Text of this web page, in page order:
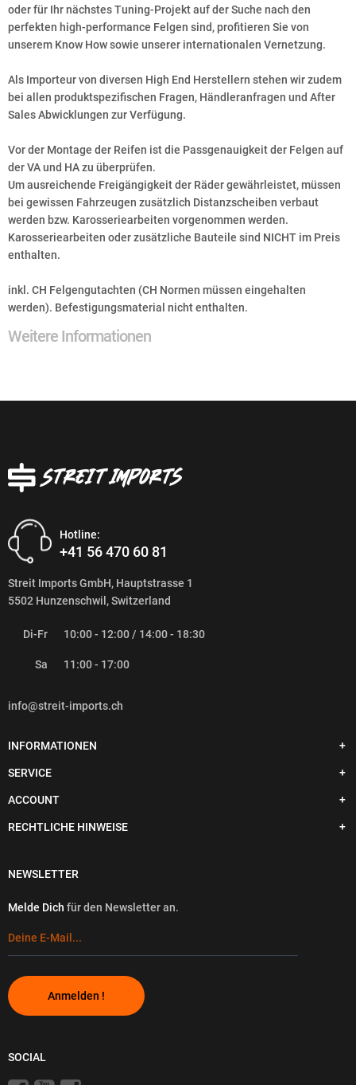
oder für Ihr nächstes Tuning-Projekt auf der Suche nach den
perfekten high-performance Felgen sind, profitieren Sie von
unserem Know How sowie unserer internationalen Vernetzung.
Als Importeur von diversen High End Herstellern stehen wir zudem
bei allen produktspezifischen Fragen, Händleranfragen und After
Sales Abwicklungen zur Verfügung.
Vor der Montage der Reifen ist die Passgenauigkeit der Felgen auf
der VA und HA zu überprüfen.
Um ausreichende Freigängigkeit der Räder gewährleistet, müssen
bei gewissen Fahrzeugen zusätzlich Distanzscheiben verbaut
werden bzw. Karosseriearbeiten vorgenommen werden.
Karosseriearbeiten oder zusätzliche Bauteile sind NICHT im Preis
enthalten.
inkl. CH Felgengutachten (CH Normen müssen eingehalten
werden). Befestigungsmaterial nicht enthalten.
Weitere Informationen
Hotline:
+41 56 470 60 81
Streit Imports GmbH, Hauptstrasse 1
5502 Hunzenschwil, Switzerland
Di-Fr 10:00 - 12:00 / 14:00 - 18:30
Sa 11:00 - 17:00
info@streit-imports.ch
INFORMATIONEN
SERVICE
ACCOUNT
RECHTLICHE HINWEISE
NEWSLETTER
Melde Dich für den Newsletter an.
Anmelden !
SOCIAL